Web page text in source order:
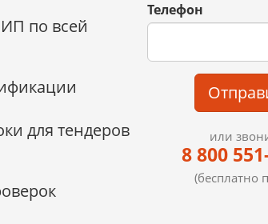
по всей
для тендеров
Телефон
или
8 800
(бесплатно